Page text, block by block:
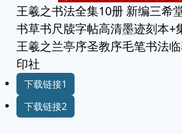
王羲之书法全集10册 新编三希
书草书尺牍字帖高清墨迹刻本+
王羲之兰亭序圣教序毛笔书法
印社
下载链接1
下载链接2